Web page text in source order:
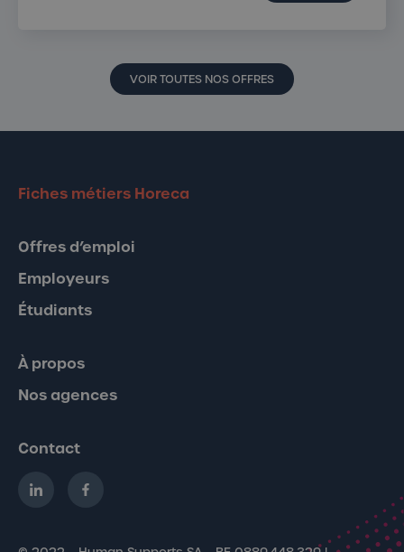
VOIR TOUTES NOS OFFRES
Fiches métiers Horeca
Offres d’emploi
Employeurs
Étudiants
À propos
Nos agences
Contact